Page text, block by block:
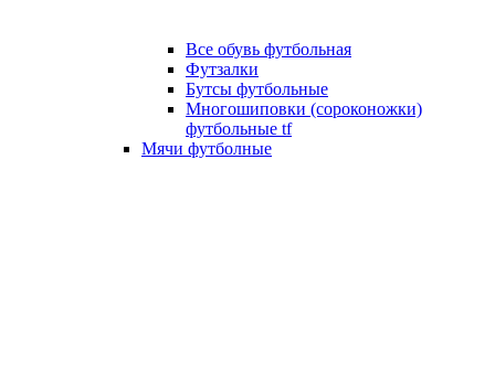
Все обувь футбольная
Футзалки
Бутсы футбольные
Многошиповки (сороконожки)
футбольные tf
Мячи футболные